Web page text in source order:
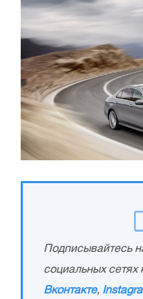
Подписывайтесь
социальных сетях
Вконтакте,